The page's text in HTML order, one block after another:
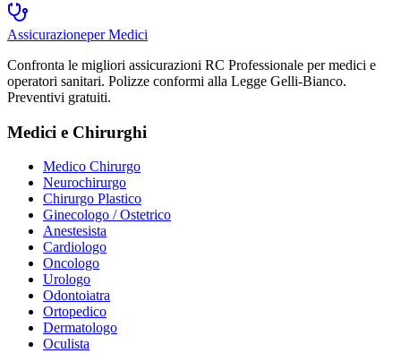
Assicurazioneper Medici
Confronta le migliori assicurazioni RC Professionale per medici e
operatori sanitari. Polizze conformi alla Legge Gelli-Bianco.
Preventivi gratuiti.
Medici e Chirurghi
Medico Chirurgo
Neurochirurgo
Chirurgo Plastico
Ginecologo / Ostetrico
Anestesista
Cardiologo
Oncologo
Urologo
Odontoiatra
Ortopedico
Dermatologo
Oculista